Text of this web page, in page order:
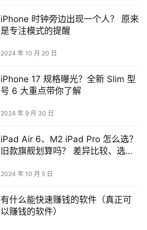
iPhone 时钟旁边出现一个人？ 原来
是专注模式的提醒
2024 年 10 月 20 日
iPhone 17 规格曝光？全新 Slim 型
号 6 大重点带你了解
2024 年 9 月 30 日
iPad Air 6、M2 iPad Pro 怎么选？
旧款旗舰划算吗？ 差异比较、选购
2024 年 10 月 5 日
有什么能快速赚钱的软件（真正可
以赚钱的软件）